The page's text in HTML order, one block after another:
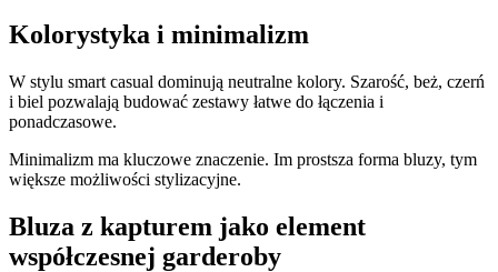
Kolorystyka i minimalizm
W stylu smart casual dominują neutralne kolory. Szarość, beż, czerń
i biel pozwalają budować zestawy łatwe do łączenia i
ponadczasowe.
Minimalizm ma kluczowe znaczenie. Im prostsza forma bluzy, tym
większe możliwości stylizacyjne.
Bluza z kapturem jako element
współczesnej garderoby